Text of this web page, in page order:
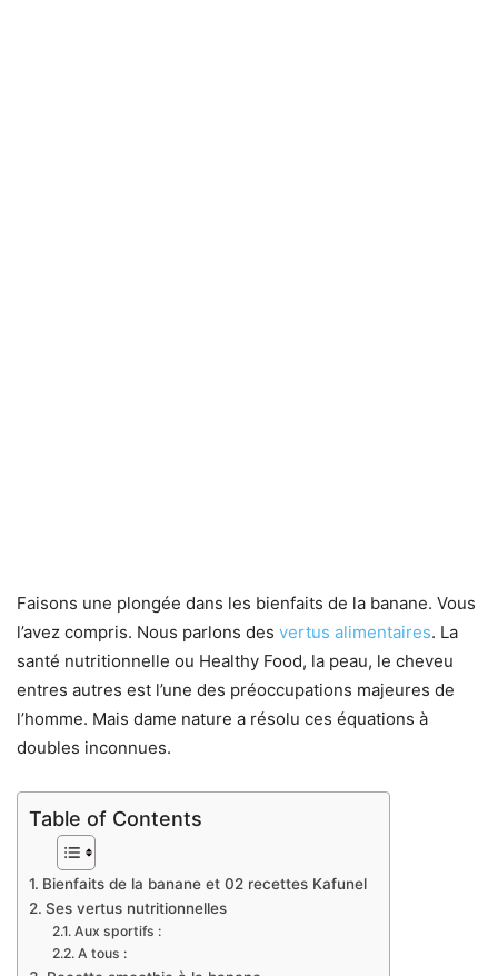
Faisons une plongée dans les bienfaits de la banane. Vous
l’avez compris. Nous parlons des vertus alimentaires. La
santé nutritionnelle ou Healthy Food, la peau, le cheveu
entres autres est l’une des préoccupations majeures de
l’homme. Mais dame nature a résolu ces équations à
doubles inconnues.
Table of Contents
Bienfaits de la banane et 02 recettes Kafunel
Ses vertus nutritionnelles
Aux sportifs :
A tous :